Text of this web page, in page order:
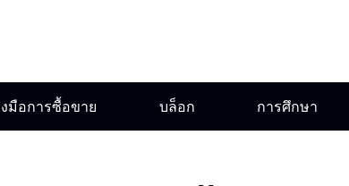
งมือการซื้อขาย บล็อก การศึกษา